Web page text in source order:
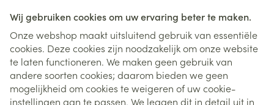
Wij gebruiken cookies om uw ervaring beter te maken.
Onze webshop maakt uitsluitend gebruik van essentiële
cookies. Deze cookies zijn noodzakelijk om onze website
te laten functioneren. We maken geen gebruik van
andere soorten cookies; daarom bieden we geen
mogelijkheid om cookies te weigeren of uw cookie-
instellingen aan te passen. We leggen dit in detail uit in